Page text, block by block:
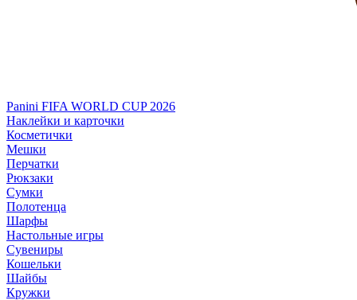
Panini FIFA WORLD CUP 2026
Наклейки и карточки
Косметички
Мешки
Перчатки
Рюкзаки
Сумки
Полотенца
Шарфы
Настольные игры
Сувениры
Кошельки
Шайбы
Кружки